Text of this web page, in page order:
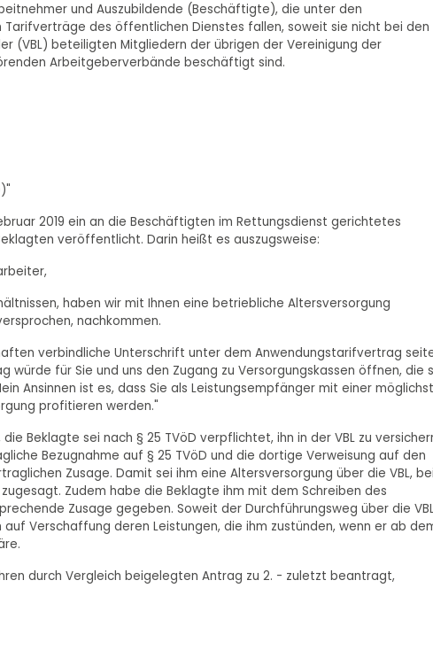
und Auszubildende (Beschäftigte), die unter den
des öffentlichen Dienstes fallen, soweit sie nicht bei den
(VBL) beteiligten Mitgliedern der übrigen der Vereinigung der
Arbeitgeberverbände beschäftigt sind.
2019 ein an die Beschäftigten im Rettungsdienst gerichtetes
veröffentlicht. Darin heißt es auszugsweise:
haben wir mit Ihnen eine betriebliche Altersversorgung
nachkommen.
verbindliche Unterschrift unter dem Anwendungstarifvertrag
würde für Sie und uns den Zugang zu Versorgungskassen öffnen, die
Ansinnen ist es, dass Sie als Leistungsempfänger mit einer möglichst
profitieren werden."
Beklagte sei nach § 25 TVöD verpflichtet, ihn in der VBL zu
Bezugnahme auf § 25 TVöD und die dortige Verweisung auf den
Zusage. Damit sei ihm eine Altersversorgung über die VBL, bei
Zudem habe die Beklagte ihm mit dem Schreiben des
Zusage gegeben. Soweit der Durchführungsweg über die
Verschaffung deren Leistungen, die ihm zustünden, wenn er ab dem
durch Vergleich beigelegten Antrag zu 2. - zuletzt beantragt,